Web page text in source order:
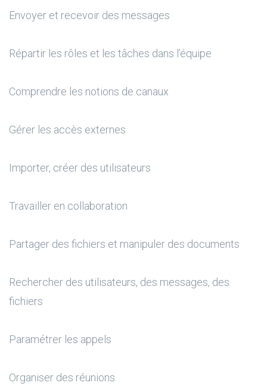
Envoyer et recevoir des messages
Répartir les rôles et les tâches dans l’équipe
Comprendre les notions de canaux
Gérer les accès externes
Importer, créer des utilisateurs
Travailler en collaboration
Partager des fichiers et manipuler des documents
Rechercher des utilisateurs, des messages, des
fichiers
Paramétrer les appels
Organiser des réunions